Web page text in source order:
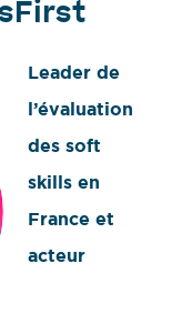
Leader de
l’évaluation
des soft
skills en
France et
acteur